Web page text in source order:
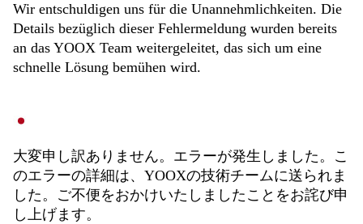
Wir entschuldigen uns für die Unannehmlichkeiten. Die
Details bezüglich dieser Fehlermeldung wurden bereits
an das YOOX Team weitergeleitet, das sich um eine
schnelle Lösung bemühen wird.
大変申し訳ありません。エラーが発生しました。こ
のエラーの詳細は、YOOXの技術チームに送られま
した。ご不便をおかけいたしましたことをお詫び申
し上げます。